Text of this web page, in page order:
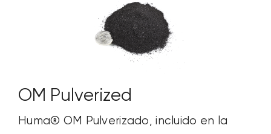
OM Pulverized
Huma® OM Pulverizado, incluido en la